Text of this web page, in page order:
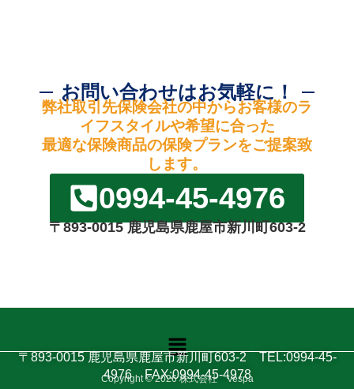
お問い合わせはお気軽に！
弊社取引先保険会社の中からお客様のラ
イフスタイルや希望に合った
最適な保険商品の保険プランをご提案致
します。
0994-45-4976
〒893-0015 鹿児島県鹿屋市新川町603-2
メ
ニ
ュ
〒893-0015 鹿児島県鹿屋市新川町603-2 TEL:0994-45-
4976 FAX:0994-45-4978
Copyright © 2026 株式会社 Vespa